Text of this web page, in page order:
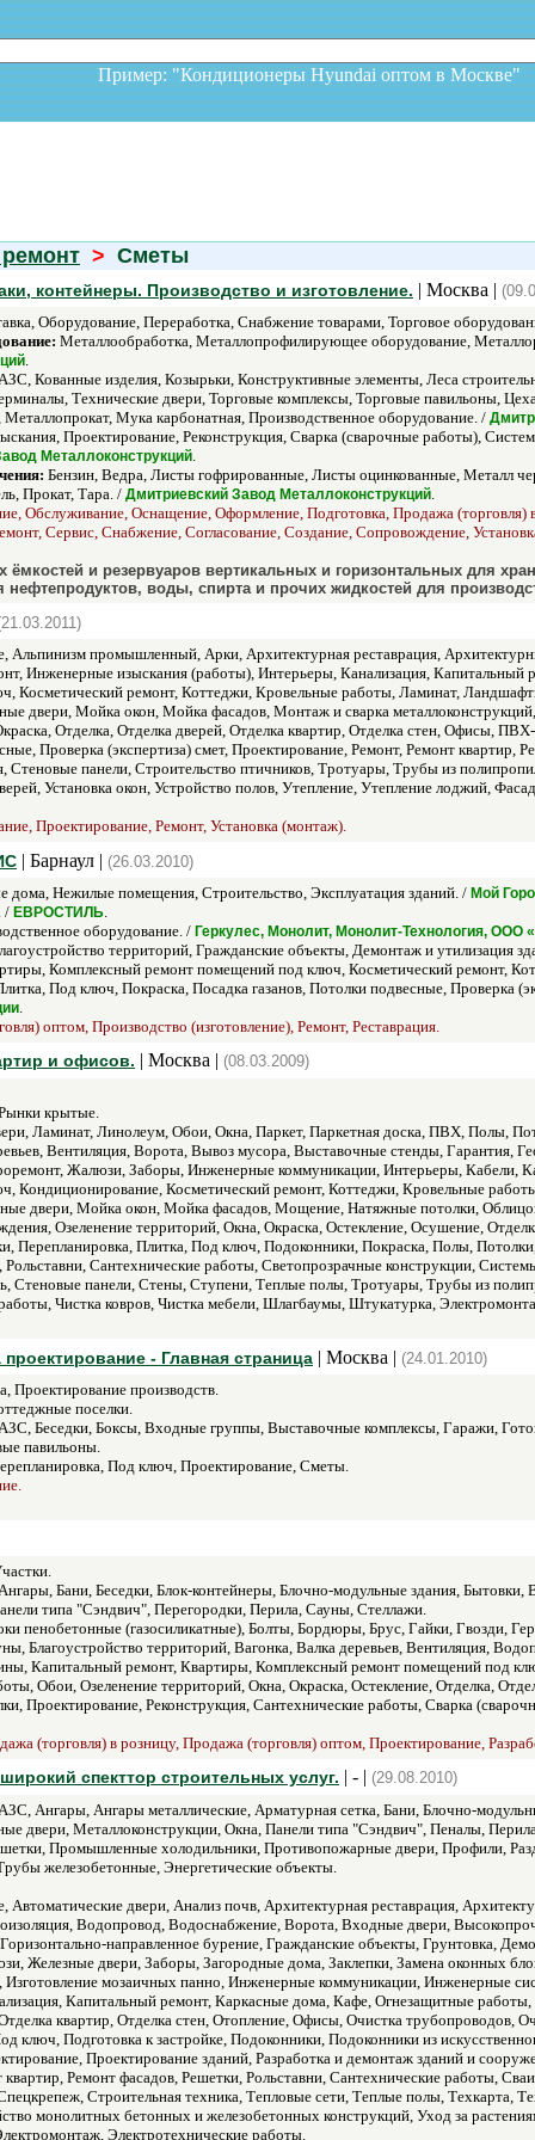
Пример: "Кондиционеры Hyundai оптом в
> Сметы
контейнеры. Производство и изготовление. | Москва |
Оборудование, Переработка, Снабжение товарами, Торговое
Металлообработка, Металлопрофилирующее оборудование,
.
Кованные изделия, Козырьки, Конструктивные элементы, Леса
Технические двери, Торговые комплексы, Торговые павильоны,
Мука карбонатная, Производственное оборудование. /
Проектирование, Реконструкция, Сварка (сварочные работы),
Металлоконструкций.
Бензин, Ведра, Листы гофрированные, Листы оцинкованные, Металл
Прокат, Тара. / Дмитриевский Завод Металлоконструкций.
Обслуживание, Оснащение, Оформление, Подготовка, Продажа
Сервис, Снабжение, Согласование, Создание, Сопровождение,
ёмкостей и резервуаров вертикальных и горизонтальных для
воды, спирта и прочих жидкостей для
Альпинизм промышленный, Арки, Архитектурная реставрация,
Инженерные изыскания (работы), Интерьеры, Канализация,
Косметический ремонт, Коттеджи, Кровельные работы, Ламинат,
двери, Мойка окон, Мойка фасадов, Монтаж и сварка
Отделка, Отделка дверей, Отделка квартир, Отделка стен, Офисы,
Проверка (экспертиза) смет, Проектирование, Ремонт, Ремонт квартир,
панели, Строительство птичников, Тротуары, Трубы из
Установка окон, Устройство полов, Утепление, Утепление лоджий,
Проектирование, Ремонт, Установка (монтаж).
| Барнаул | (26.03.2010)
Нежилые помещения, Строительство, Эксплуатация зданий. / Мой
/ ЕВРОСТИЛЬ.
оборудование. / Геркулес, Монолит, Монолит-Технология, ООО
территорий, Гражданские объекты, Демонтаж и
Комплексный ремонт помещений под ключ, Косметический ремонт,
Под ключ, Покраска, Посадка газанов, Потолки подвесные, Проверка
.
оптом, Производство (изготовление), Ремонт, Реставрация.
и офисов. | Москва | (08.03.2009)
крытые.
Ламинат, Линолеум, Обои, Окна, Паркет, Паркетная доска, ПВХ, Полы,
Вентиляция, Ворота, Вывоз мусора, Выставочные стенды, Гарантия,
Жалюзи, Заборы, Инженерные коммуникации, Интерьеры, Кабели,
Кондиционирование, Косметический ремонт, Коттеджи, Кровельные
двери, Мойка окон, Мойка фасадов, Мощение, Натяжные потолки,
Озеленение территорий, Окна, Окраска, Остекление, Осушение,
Перепланировка, Плитка, Под ключ, Подоконники, Покраска, Полы,
Рольставни, Сантехнические работы, Светопрозрачные конструкции,
Стеновые панели, Стены, Ступени, Теплые полы, Тротуары, Трубы из
Чистка ковров, Чистка мебели, Шлагбаумы, Штукатурка,
- Главная страница | Москва | (24.01.2010)
Проектирование производств.
поселки.
Беседки, Боксы, Входные группы, Выставочные комплексы, Гаражи,
павильоны.
Под ключ, Проектирование, Сметы.
Бани, Беседки, Блок-контейнеры, Блочно-модульные здания,
типа "Сэндвич", Перегородки, Перила, Сауны, Стеллажи.
пенобетонные (газосиликатные), Болты, Бордюры, Брус, Гайки, Гвозди,
Благоустройство территорий, Вагонка, Валка деревьев, Вентиляция,
Капитальный ремонт, Квартиры, Комплексный ремонт помещений под
Обои, Озеленение территорий, Окна, Окраска, Остекление, Отделка,
Проектирование, Реконструкция, Сантехнические работы, Сварка
(торговля) в розницу, Продажа (торговля) оптом, Проектирование,
спекттор строительных услуг. | - | (29.08.2010)
Ангары, Ангары металлические, Арматурная сетка, Бани, Блочно-
двери, Металлоконструкции, Окна, Панели типа "Сэндвич", Пеналы,
Промышленные холодильники, Противопожарные двери, Профили,
железобетонные, Энергетические объекты.
Автоматические двери, Анализ почв, Архитектурная реставрация,
Водопровод, Водоснабжение, Ворота, Входные двери,
направленное бурение, Гражданские объекты, Грунтовка,
двери, Заборы, Загородные дома, Заклепки, Замена оконных
Изготовление мозаичных панно, Инженерные коммуникации, Инженерные
Капитальный ремонт, Каркасные дома, Кафе, Огнезащитные
квартир, Отделка стен, Отопление, Офисы, Очистка
ключ, Подготовка к застройке, Подоконники, Подоконники из
Проектирование зданий, Разработка и демонтаж зданий и
Ремонт фасадов, Решетки, Рольставни, Сантехнические работы,
Строительная техника, Тепловые сети, Теплые полы, Техкарта,
монолитных бетонных и железобетонных конструкций, Уход за
Электротехнические работы.